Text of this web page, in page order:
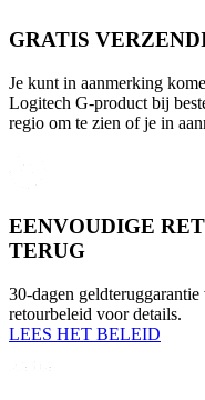
GRATIS
Je kunt in aanmerking
Logitech G-product bij
regio om te zien of je in
EENVOUDIGE
TERUG
30-dagen
retourbeleid voor details.
LEES HET BELEID